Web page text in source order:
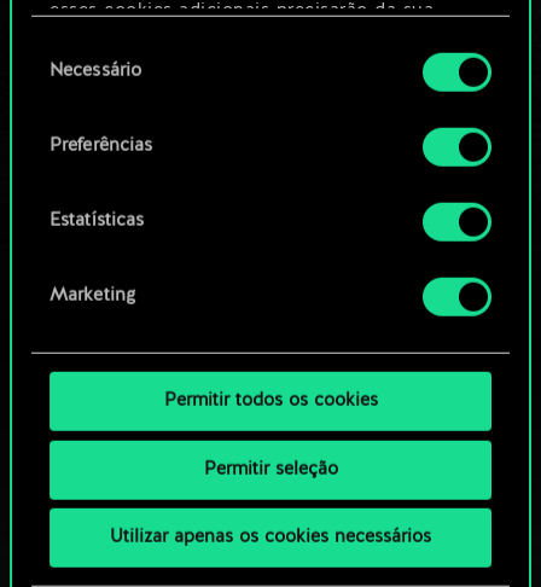
esses cookies adicionais precisarão da sua
Você encontrará todos os detalhes sobre o uso
de cookies e poderá ajustar as suas preferências
no menu "Configurações" abaixo.
deNecessário
Preferências
Estatísticas
Marketing
Permitir todos os cookies
Permitir seleção
Utilizar apenas os cookies necessários
Navegue pelos baralhos da